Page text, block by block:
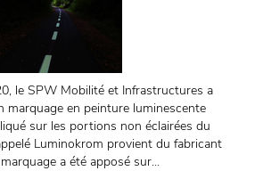
le SPW Mobilité et Infrastructures a
marquage en peinture luminescente
sur les portions non éclairées du
Luminokrom provient du fabricant
a été apposé sur...